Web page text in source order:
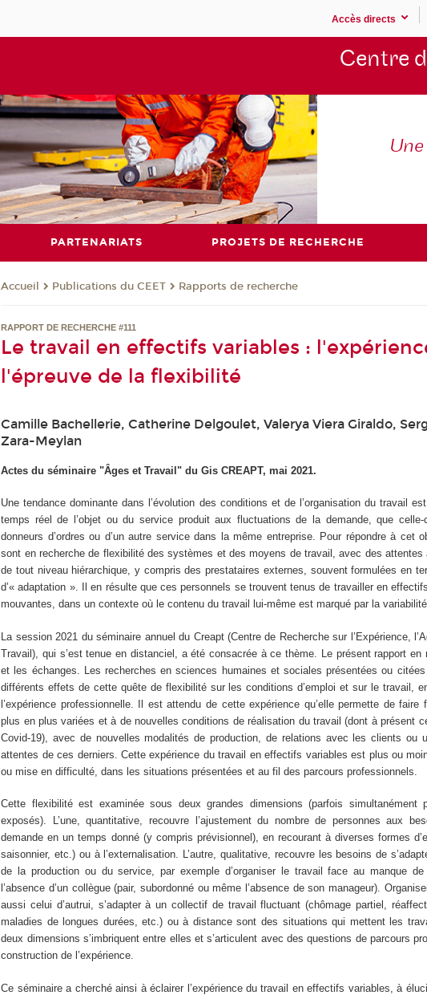
Accès directs
Centre
PARTENARIATS PROJETS DE RECHERCHE
Accueil Publications du CEET Rapports de recherche
RAPPORT DE RECHERCHE #111
Le travail en effectifs variables :
l'épreuve de la flexibilité
Camille Bachellerie, Catherine Delgoulet, Valerya Viera Giraldo,
Zara-Meylan
Actes du séminaire "Âges et Travail" du Gis CREAPT, mai 2021.
Une tendance dominante dans l’évolution des conditions et de l’organisation du travail
temps réel de l’objet ou du service produit aux fluctuations de la demande, que
donneurs d’ordres ou d’un autre service dans la même entreprise. Pour répondre à cet
sont en recherche de flexibilité des systèmes et des moyens de travail, avec des attentes
de tout niveau hiérarchique, y compris des prestataires externes, souvent formulées en
d’« adaptation ». Il en résulte que ces personnels se trouvent tenus de travailler en
mouvantes, dans un contexte où le contenu du travail lui-même est marqué par la
La session 2021 du séminaire annuel du Creapt (Centre de Recherche sur l’Expérience,
Travail), qui s’est tenue en distanciel, a été consacrée à ce thème. Le présent rapport en
et les échanges. Les recherches en sciences humaines et sociales présentées ou
différents effets de cette quête de flexibilité sur les conditions d’emploi et sur le travail,
l’expérience professionnelle. Il est attendu de cette expérience qu’elle permette de
plus en plus variées et à de nouvelles conditions de réalisation du travail (dont à présent
Covid-19), avec de nouvelles modalités de production, de relations avec les clients ou
attentes de ces derniers. Cette expérience du travail en effectifs variables est plus ou
ou mise en difficulté, dans les situations présentées et au fil des parcours professionnels.
Cette flexibilité est examinée sous deux grandes dimensions (parfois simultanément
exposés). L’une, quantitative, recouvre l’ajustement du nombre de personnes aux
demande en un temps donné (y compris prévisionnel), en recourant à diverses formes
saisonnier, etc.) ou à l’externalisation. L’autre, qualitative, recouvre les besoins de
de la production ou du service, par exemple d’organiser le travail face au manque
l’absence d’un collègue (pair, subordonné ou même l’absence de son manageur).
aussi celui d’autrui, s’adapter à un collectif de travail fluctuant (chômage partiel,
maladies de longues durées, etc.) ou à distance sont des situations qui mettent les
deux dimensions s’imbriquent entre elles et s’articulent avec des questions de parcours
construction de l’expérience.
Ce séminaire a cherché ainsi à éclairer l’expérience du travail en effectifs variables, à